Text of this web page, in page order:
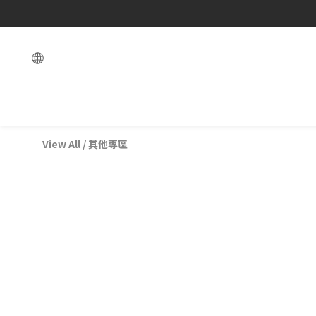
View All /其他專區